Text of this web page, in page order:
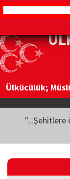
Ülkücülük;
"...Şehitlere